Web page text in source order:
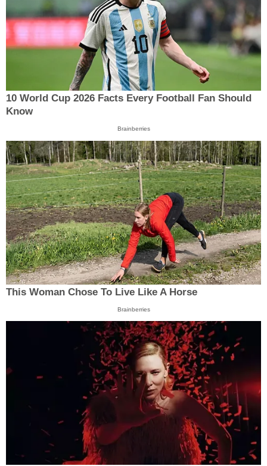
10 World Cup 2026 Facts Every Football Fan Should
Know
Brainberries
This Woman Chose To Live Like A Horse
Brainberries